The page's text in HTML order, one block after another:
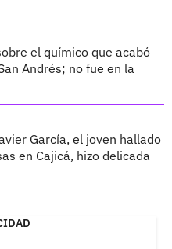
el químico que acabó
Andrés; no fue en la
García, el joven hallado
en Cajicá, hizo delicada